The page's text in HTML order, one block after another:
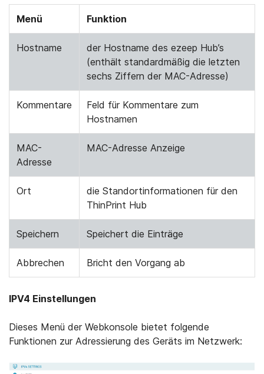
Menü Funktion
Hostname
der Hostname des ezeep Hub’s
(enthält standardmäßig die letzten
sechs Ziffern der MAC-Adresse)
Kommentare
Feld für Kommentare zum
Hostnamen
MAC-
Adresse
MAC-Adresse Anzeige
Ort
die Standortinformationen für den
ThinPrint Hub
Speichern Speichert die Einträge
Abbrechen Bricht den Vorgang ab
IPV4 Einstellungen
Dieses Menü der Webkonsole bietet folgende
Funktionen zur Adressierung des Geräts im Netzwerk: